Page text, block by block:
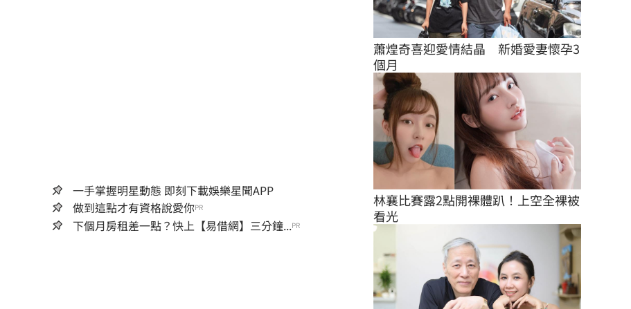
一手掌握明星動態 即刻下載娛樂星聞APP
做到這點才有資格說愛你PR
下個月房租差一點？快上【易借網】三分鐘...PR
蕭煌奇喜迎愛情結晶　新婚愛妻懷孕3
個月
林襄比賽露2點開裸體趴！上空全裸被
看光